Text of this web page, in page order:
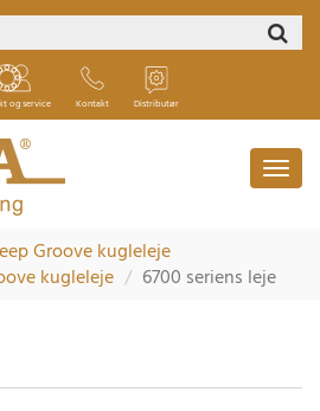
og service Kontakt Distributør
Groove kugleleje
kugleleje
6700 seriens leje